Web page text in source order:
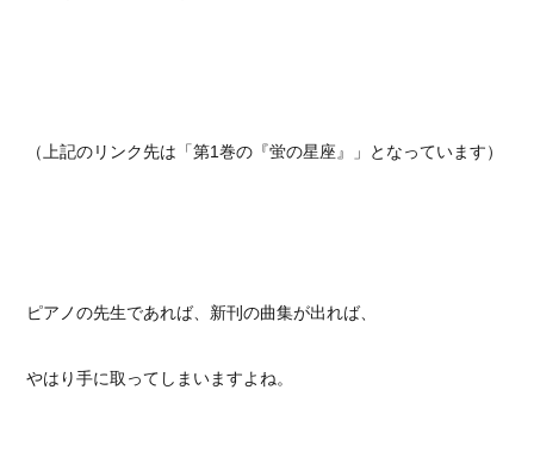
（上記のリンク先は「第1巻の『蛍の星座』」となっています）
ピアノの先生であれば、新刊の曲集が出れば、
やはり手に取ってしまいますよね。